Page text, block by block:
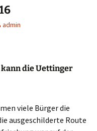
admin
die Uettinger
viele Bürger die
ausgeschilderte Route